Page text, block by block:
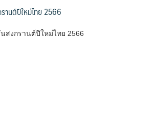
านต์ปีใหม่ไทย 2566
สงกรานต์ปีใหม่ไทย 2566